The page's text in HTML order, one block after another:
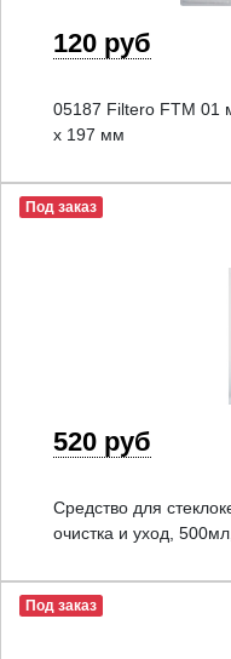
120 руб
05187 Filtero FTM 01
х 197 мм
Под заказ
520 руб
Средство для
очистка и уход,
Под заказ